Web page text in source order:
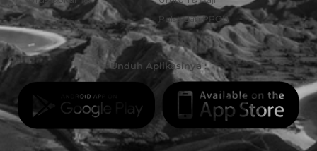
Pulsa dan PPOB
Unduh Aplikasinya :